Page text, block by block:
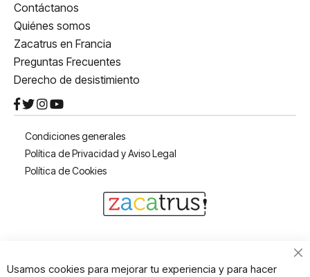
Contáctanos
Quiénes somos
Zacatrus en Francia
Preguntas Frecuentes
Derecho de desistimiento
Condiciones generales
Política de Privacidad y Aviso Legal
Política de Cookies
Usamos cookies para mejorar tu experiencia y para hacer